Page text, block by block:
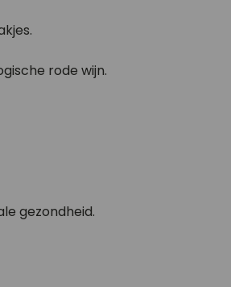
rode wijn.
gezondheid.